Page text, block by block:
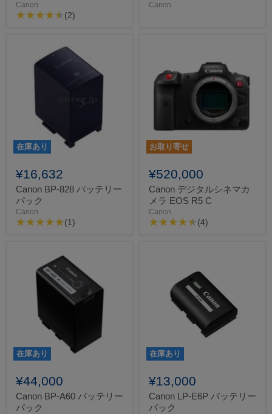
Canon
(2)
Canon
在庫あり
¥16,632
Canon BP-828 バッテリー
パック
Canon
(1)
お取り寄せ
¥520,000
Canon デジタルシネマカ
メラ EOS R5 C
Canon
(4)
在庫あり
¥44,000
Canon BP-A60 バッテリー
パック
在庫あり
¥13,000
Canon LP-E6P バッテリー
パック